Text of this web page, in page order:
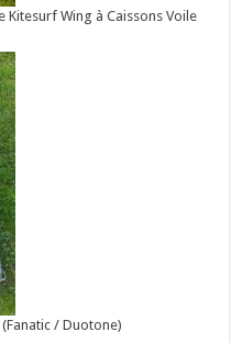
Kitesurf Wing à Caissons Voile
/ Duotone)